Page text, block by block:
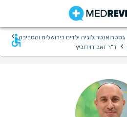
גסטרואנטרולוגיה ילדים בירושלים והסביבה ›
› ד"ר זאב דוידוביץ'